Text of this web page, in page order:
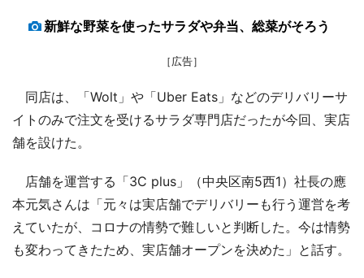
新鮮な野菜を使ったサラダや弁当、総菜がそろう
［広告］
同店は、「Wolt」や「Uber Eats」などのデリバリーサ
イトのみで注文を受けるサラダ専門店だったが今回、実店
舗を設けた。
店舗を運営する「3C plus」（中央区南5西1）社長の應
本元気さんは「元々は実店舗でデリバリーも行う運営を考
えていたが、コロナの情勢で難しいと判断した。今は情勢
も変わってきたため、実店舗オープンを決めた」と話す。